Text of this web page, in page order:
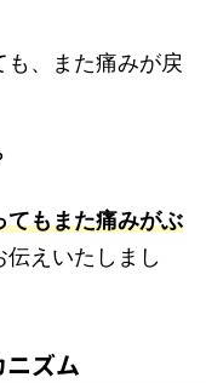
、また痛みが戻
てもまた痛みがぶ
伝えいたしまし
ズム